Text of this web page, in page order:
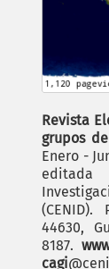
Revista
grupos
Enero -
(CENID).
44630,
8187.
cagi